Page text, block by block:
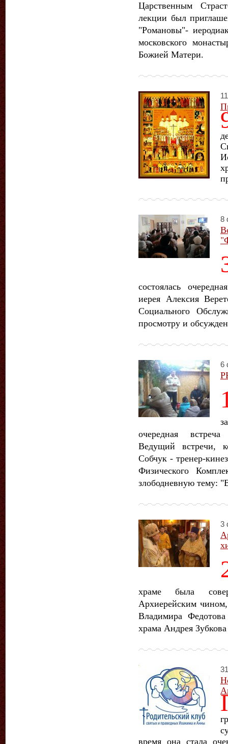
Царственным
лекции был
"Романовы"-
московского
Божией Матери.
8
состоялась
иерея Алексия
Социального
просмотру и
6
очередная
Ведущий встречи,
Собчук - тренер-
Физического
злободневную тему:
3
храме была
Архиерейским
Владимира
храма Андрея
время она стала